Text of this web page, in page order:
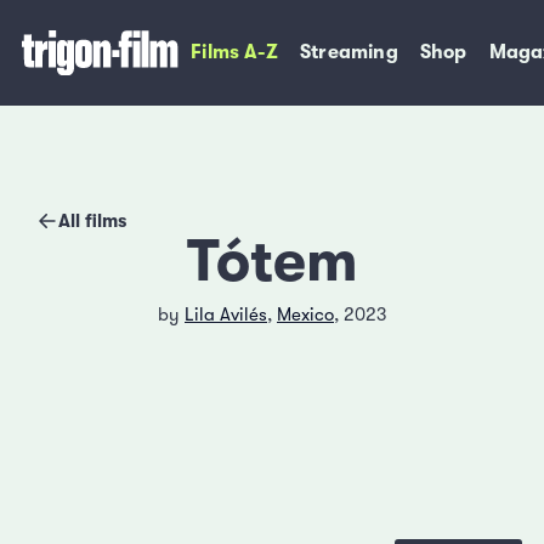
Films A-Z Streaming Shop
All films
Tótem
by Lila Avilés, Mexico, 2023